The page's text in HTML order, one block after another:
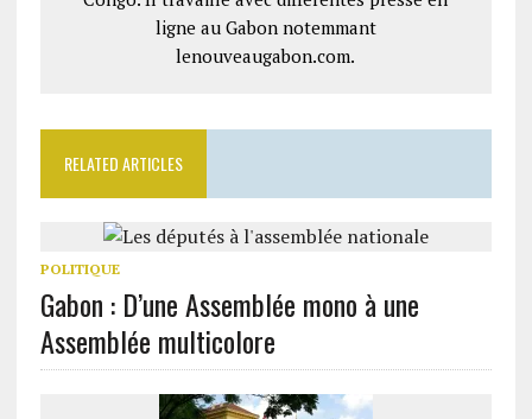
ligne au Gabon notemmant
lenouveaugabon.com.
RELATED ARTICLES
POLITIQUE
Gabon : D’une Assemblée mono à une
Assemblée multicolore